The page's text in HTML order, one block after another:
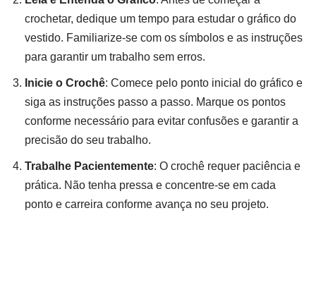
crochetar, dedique um tempo para estudar o gráfico do
vestido. Familiarize-se com os símbolos e as instruções
para garantir um trabalho sem erros.
Inicie o Crochê: Comece pelo ponto inicial do gráfico e
siga as instruções passo a passo. Marque os pontos
conforme necessário para evitar confusões e garantir a
precisão do seu trabalho.
Trabalhe Pacientemente: O crochê requer paciência e
prática. Não tenha pressa e concentre-se em cada
ponto e carreira conforme avança no seu projeto.